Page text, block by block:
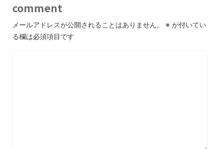
comment
メールアドレスが公開されることはありません。 ※ が付いてい
る欄は必須項目です